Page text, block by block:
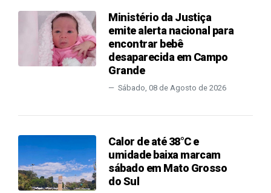
Ministério da Justiça
emite alerta nacional para
encontrar bebê
desaparecida em Campo
Grande
Sábado, 08 de Agosto de 2026
Calor de até 38°C e
umidade baixa marcam
sábado em Mato Grosso
do Sul